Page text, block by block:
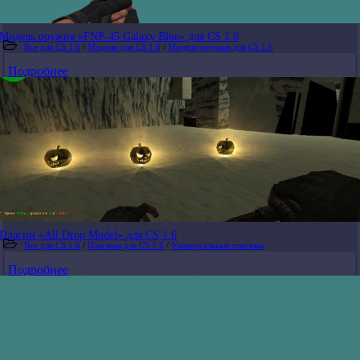
Модель оружия «FNP-45 Galaxy Blue» для CS 1.6
Все для CS 1.6 / Модели для CS 1.6 / Модели оружия для CS 1.6
Подробнее
Плагин «All Drop Model» для CS 1.6
Все для CS 1.6 / Плагины для CS 1.6 / Универсальные плагины
Подробнее